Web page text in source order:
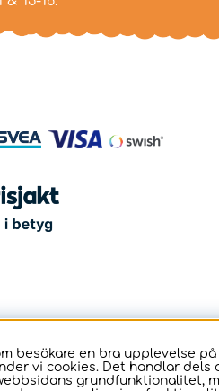
besökare en bra upplevelse på
vi cookies. Det handlar dels
grundfunktionalitet,